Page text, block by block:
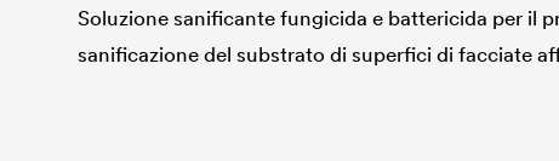
Soluzione sanificante fungicida e battericida per il
sanificazione del substrato di superfici di facciate